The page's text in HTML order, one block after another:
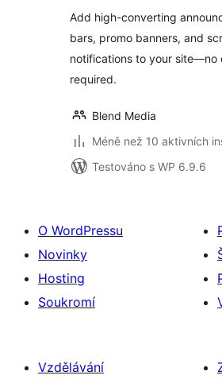
Add high-converting
bars, promo banners, and
notifications to your site—no
required.
Blend Media
Méně než 10 aktivních
Testováno s WP 6.9.6
O WordPressu
Novinky
Hosting
Soukromí
Vzdělávání